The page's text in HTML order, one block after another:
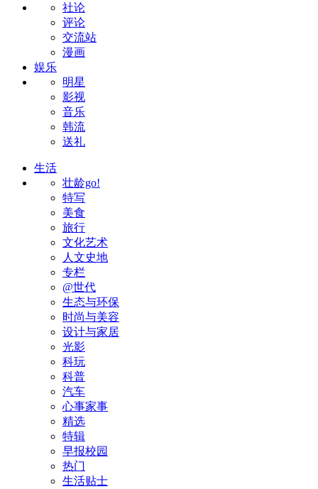
社论
评论
交流站
漫画
娱乐
明星
影视
音乐
韩流
送礼
生活
壮龄go!
特写
美食
旅行
文化艺术
人文史地
专栏
@世代
生态与环保
时尚与美容
设计与家居
光影
科玩
科普
汽车
心事家事
精选
特辑
早报校园
热门
生活贴士